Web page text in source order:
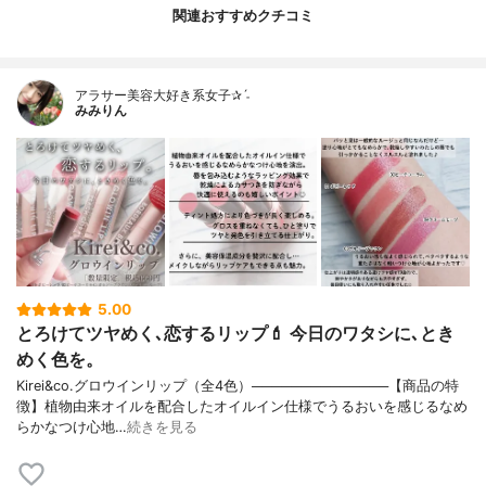
関連おすすめクチコミ
アラサー美容大好き系女子✰ˊ˗
みみりん
5.00
とろけてツヤめく､恋するリップ💄 今日のワタシに､とき
めく色を。
Kirei&co.グロウインリップ（全4色）──────────────【商品の特
徴】植物由来オイルを配合したオイルイン仕様でうるおいを感じるなめ
らかなつけ心地…続きを見る